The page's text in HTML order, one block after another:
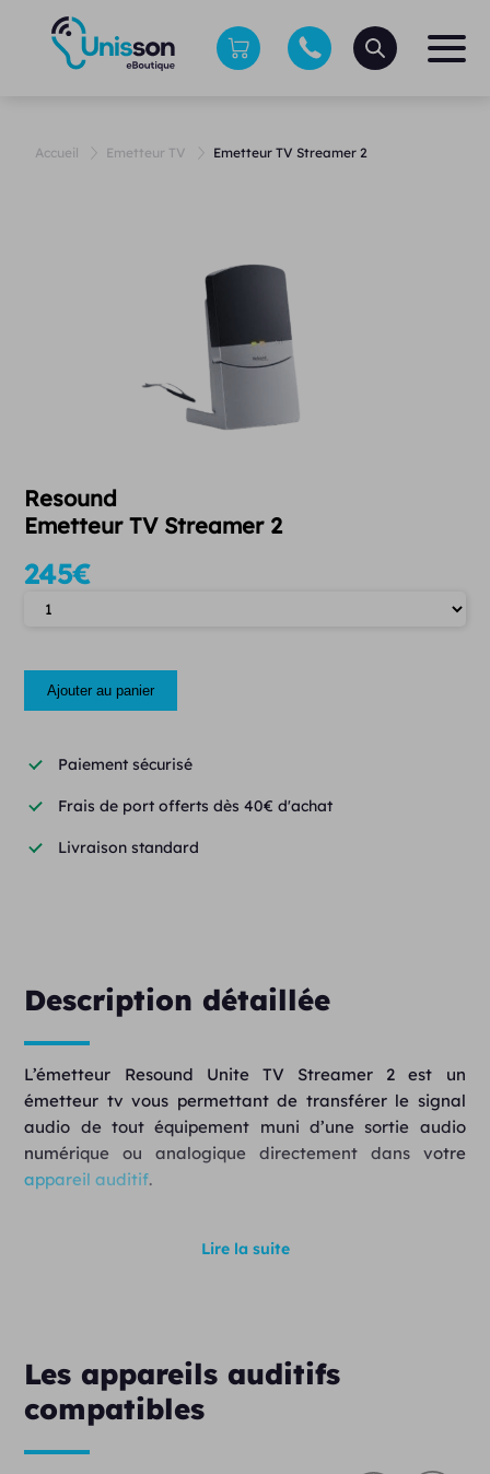
Accueil Emetteur TV Emetteur TV Streamer 2
Resound
Emetteur TV Streamer 2
245€
Quantité
Ajouter au panier
Paiement sécurisé
Frais de port offerts dès 40€ d'achat
Livraison standard
Description détaillée
L’émetteur Resound Unite TV Streamer 2 est un
émetteur tv vous permettant de transférer le signal
audio de tout équipement muni d’une sortie audio
numérique ou analogique directement dans votre
appareil auditif.
transformer votre aide auditive en véritable casque
Streamer 2 fonctionne correctement dans un rayon de
7 mètres. Pour un confort optimal, il est recommandé
de laissé l’émetteur proche de la source audio dans ce
Lire la suite
Les appareils auditifs
compatibles